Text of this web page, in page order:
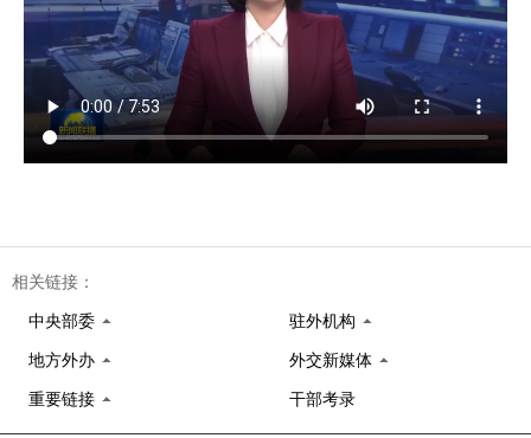
相关链接：
中央部委 驻外机构
地方外办 外交新媒体
重要链接 干部考录